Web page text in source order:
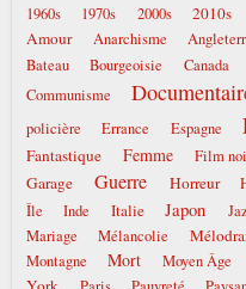
1960s 1970s 2000s 2010s
Amour Anarchisme
Bateau
Bourgeoisie Canada
Communisme
policière
Errance Espagne
Fantastique Femme Film
Garage Guerre Horreur
Île
Inde Italie Japon
Mariage
Mélancolie
Montagne Mort Moyen Âge